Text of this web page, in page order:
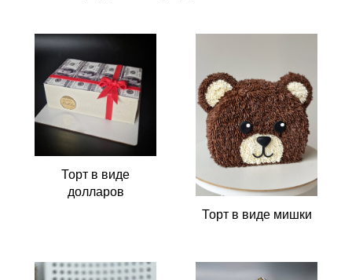
Торт в виде
долларов
Торт в виде мишки